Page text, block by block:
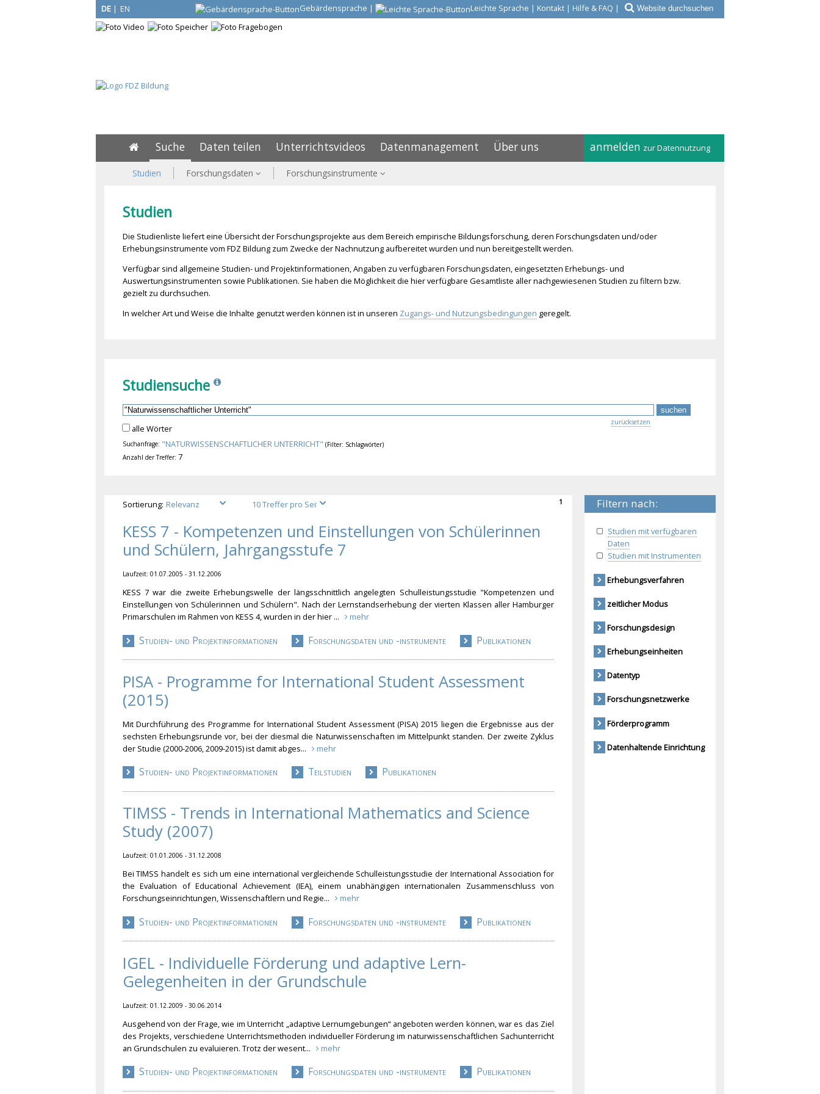
DE | EN Gebärdensprache | Leichte Sprache | Kontakt | Hilfe & FAQ |
anmelden zur Datennutzung
Suche Daten teilen Unterrichtsvideos Datenmanagement Über uns
Studien Forschungsdaten Forschungsinstrumente
Studien
Die Studienliste liefert eine Übersicht der Forschungsprojekte aus dem Bereich empirische Bildungsforschung, deren Forschungsdaten und/oder
Erhebungsinstrumente vom FDZ Bildung zum Zwecke der Nachnutzung aufbereitet wurden und nun bereitgestellt werden.
Verfügbar sind allgemeine Studien- und Projektinformationen, Angaben zu verfügbaren Forschungsdaten, eingesetzten Erhebungs- und
Auswertungsinstrumenten sowie Publikationen. Sie haben die Möglichkeit die hier verfügbare Gesamtliste aller nachgewiesenen Studien zu filtern bzw.
gezielt zu durchsuchen.
In welcher Art und Weise die Inhalte genutzt werden können ist in unseren Zugangs- und Nutzungsbedingungen geregelt.
Studiensuche
alle Wörter
zurücksetzen
Suchanfrage: "NATURWISSENSCHAFTLICHER UNTERRICHT" (Filter: Schlagwörter)
Anzahl der Treffer: 7
Filtern nach:
Studien mit verfügbaren
Daten
Studien mit Instrumenten
Erhebungsverfahren
zeitlicher Modus
Forschungsdesign
Erhebungseinheiten
Datentyp
Forschungsnetzwerke
Förderprogramm
Datenhaltende Einrichtung
1
Sortierung:
KESS 7 - Kompetenzen und Einstellungen von Schülerinnen
und Schülern, Jahrgangsstufe 7
Laufzeit: 01.07.2005 - 31.12.2006
KESS 7 war die zweite Erhebungswelle der längsschnittlich angelegten Schulleistungsstudie "Kompetenzen und
Einstellungen von Schülerinnen und Schülern". Nach der Lernstandserhebung der vierten Klassen aller Hamburger
Primarschulen im Rahmen von KESS 4, wurden in der hier ...
mehr
Studien- und Projektinformationen Forschungsdaten und -instrumente Publikationen
PISA - Programme for International Student Assessment
(2015)
Mit Durchführung des Programme for International Student Assessment (PISA) 2015 liegen die Ergebnisse aus der
sechsten Erhebungsrunde vor, bei der diesmal die Naturwissenschaften im Mittelpunkt standen. Der zweite Zyklus
der Studie (2000-2006, 2009-2015) ist damit abges...
mehr
Studien- und Projektinformationen Teilstudien Publikationen
TIMSS - Trends in International Mathematics and Science
Study (2007)
Laufzeit: 01.01.2006 - 31.12.2008
Bei TIMSS handelt es sich um eine international vergleichende Schulleistungsstudie der International Association for
the Evaluation of Educational Achievement (IEA), einem unabhängigen internationalen Zusammenschluss von
Forschungseinrichtungen, Wissenschaftlern und Regie... mehr
Studien- und Projektinformationen Forschungsdaten und -instrumente Publikationen
IGEL - Individuelle Förderung und adaptive Lern-
Gelegenheiten in der Grundschule
Laufzeit: 01.12.2009 - 30.06.2014
Ausgehend von der Frage, wie im Unterricht „adaptive Lernumgebungen“ angeboten werden können, war es das Ziel
des Projekts, verschiedene Unterrichtsmethoden individueller Förderung im naturwissenschaftlichen Sachunterricht
an Grundschulen zu evaluieren. Trotz der wesent...
mehr
Studien- und Projektinformationen Forschungsdaten und -instrumente Publikationen